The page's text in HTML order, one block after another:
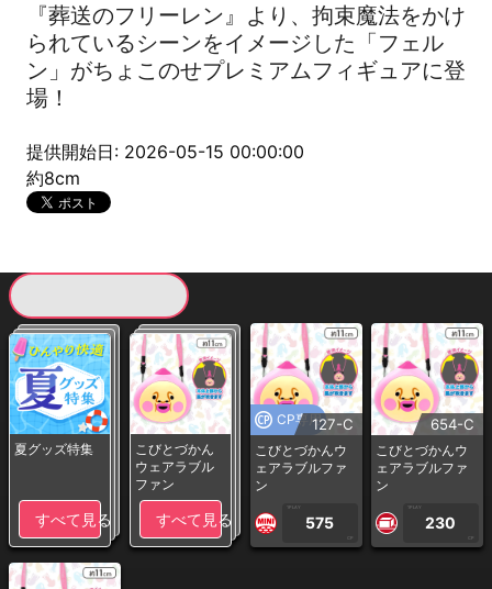
『葬送のフリーレン』より、拘束魔法をかけ
られているシーンをイメージした「フェル
ン」がちょこのせプレミアムフィギュアに登
場！
提供開始日: 2026-05-15 00:00:00
約8cm
夏グッズ特集
すべて見る
こびとづかん
ウェアラブル
ファン
すべて見る
CP専用127-C
こびとづかんウ
ェアラブルファ
ン
1PLAY
575
CP
654-C
こびとづかんウ
ェアラブルファ
ン
1PLAY
230
CP